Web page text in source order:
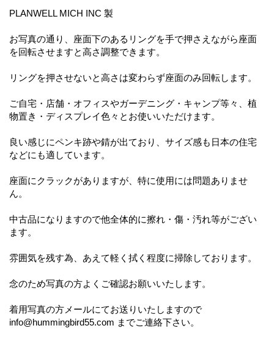
PLANWELL MICH INC 製
お写真の通り、座面下のあるリングを手で押さえながら座面
を回転させますと高さ調整できます。
リングを押させないと高さは変わらず座面のみ回転します。
ご自宅・店舗・オフィスやガーデニング・キャンプ等々、植
物置き・ディスプレイ色々とお使いいただけます。
良い感じにペンキ跡や錆が出ており、サイズ感も日本の住宅
などにも適しています。
座面にクラックがありますが、特に使用には問題ありませ
ん。
中古品になりますので他全体的に擦れ・傷・汚れ等がござい
ます。
雰囲気を残す為、あえて軽く拭く程度に掃除しております。
念のため写真の方よくご確認お願いいたします。
着用写真の方メールにてお送りいたしますので
info@hummingbird55.com までご連絡下さい。